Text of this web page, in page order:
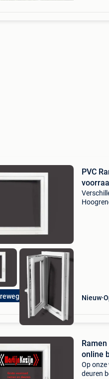
20 Zulte
PVC
Nieuw
online
Op onze
deuren